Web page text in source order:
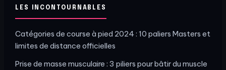
LES INCONTOURNABLES
Catégories de course à pied 2024 : 10 paliers Masters et
limites de distance officielles
Prise de masse musculaire : 3 piliers pour bâtir du muscle